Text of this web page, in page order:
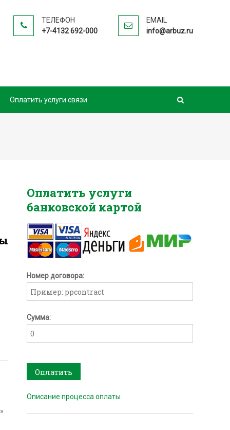
ТЕЛЕФОН
+7-4132 692-000
EMAIL
info@arbuz.ru
Оплатить услуги связи
Оплатить услуги
банковской картой
Номер договора:
Сумма:
Оплатить
Описание процесса оплаты